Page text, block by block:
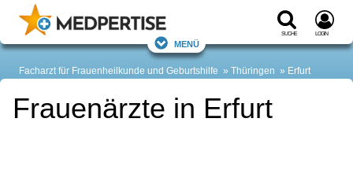
Suche Login
Menü
Facharzt für Frauenheilkunde und Geburtshilfe Thüringen Erfurt
Frauenärzte in Erfurt